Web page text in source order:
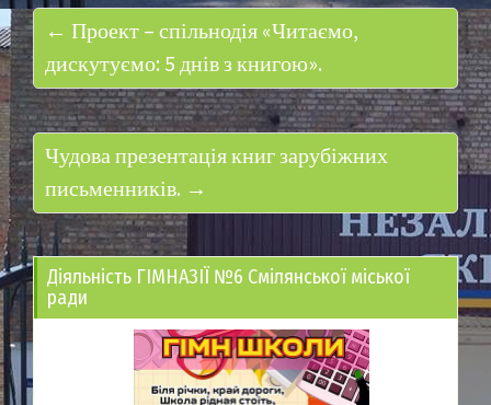
← Проект – спільнодія «Читаємо,
дискутуємо: 5 днів з книгою».
Чудова презентація книг зарубіжних
письменників. →
Діяльність ГІМНАЗІЇ №6 Смілянської міської
ради